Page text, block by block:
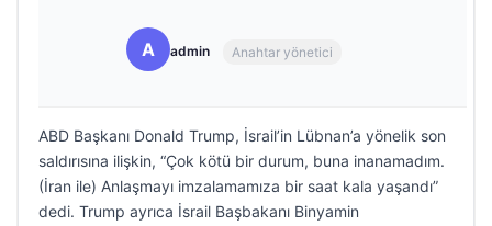
A admin Anahtar yönetici
ABD Başkanı Donald Trump, İsrail’in Lübnan’a yönelik son
saldırısına ilişkin, “Çok kötü bir durum, buna inanamadım.
(İran ile) Anlaşmayı imzalamamıza bir saat kala yaşandı”
dedi. Trump ayrıca İsrail Başbakanı Binyamin